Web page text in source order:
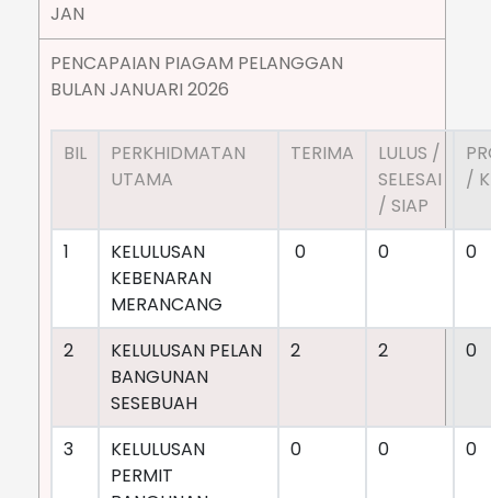
JAN
PENCAPAIAN PIAGAM PELANGGAN
BULAN JANUARI 2026
BIL
PERKHIDMATAN
UTAMA
TERIMA
LULUS /
SELESAI
/ SIAP
/
1
KELULUSAN
KEBENARAN
MERANCANG
0 0 0
2
KELULUSAN PELAN
BANGUNAN
SESEBUAH
2 2 0
3
KELULUSAN
PERMIT
0 0 0